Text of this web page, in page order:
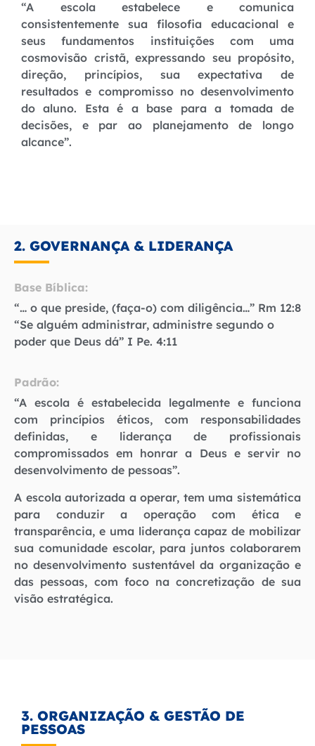
“A escola estabelece e comunica
consistentemente sua filosofia educacional e
seus fundamentos instituições com uma
cosmovisão cristã, expressando seu propósito,
direção, princípios, sua expectativa de
resultados e compromisso no desenvolvimento
do aluno. Esta é a base para a tomada de
decisões, e par ao planejamento de longo
alcance”.
2. GOVERNANÇA & LIDERANÇA
Base Bíblica:
“… o que preside, (faça-o) com diligência…” Rm 12:8
“Se alguém administrar, administre segundo o
poder que Deus dá” I Pe. 4:11
Padrão:
“A escola é estabelecida legalmente e funciona
com princípios éticos, com responsabilidades
definidas, e liderança de profissionais
compromissados em honrar a Deus e servir no
desenvolvimento de pessoas”.
A escola autorizada a operar, tem uma sistemática
para conduzir a operação com ética e
transparência, e uma liderança capaz de mobilizar
sua comunidade escolar, para juntos colaborarem
no desenvolvimento sustentável da organização e
das pessoas, com foco na concretização de sua
visão estratégica.
3. ORGANIZAÇÃO & GESTÃO DE
PESSOAS